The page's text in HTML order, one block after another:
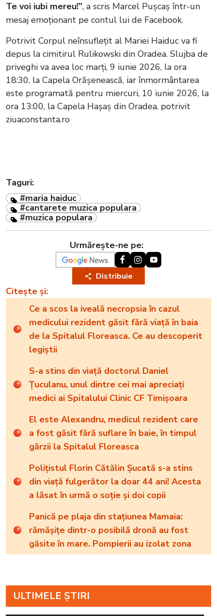
Te voi iubi mereu!”, a scris Marcel Pușcaș într-un
mesaj emoționant pe contul lui de Facebook.
Potrivit Corpul neînsuflețit al Mariei Haiduc va fi
depus la cimitirul Rulikowski din Oradea. Slujba de
priveghi va avea loc marți, 9 iunie 2026, la ora
18:30, la Capela Orășenească, iar înmormântarea
este programată pentru miercuri, 10 iunie 2026, la
ora 13:00, la Capela Hașaș din Oradea, potrivit
ziuaconstanta.ro
Taguri:
#maria haiduc
#cantarete muzica populara
#muzica populara
Urmărește-ne pe:
Distribuie
Citește și:
Ce a scos la iveală necropsia în cazul
medicului rezident găsit fără viață în baia
de la Spitalul Floreasca. Ce au descoperit
legiștii
S-a stins din viață doctorul Daniel
Țuculanu, unul dintre cei mai apreciați
medici ai Spitalului Clinic CF Timișoara
El este Alexandru, medicul rezident care
a fost găsit fără suflare în baie, în timpul
gărzii la Spitalul Floreasca
Polițistul Florin Cătălin Șucată s-a stins
din viață fulgerător la doar 44 ani! Acesta
a lăsat în urmă o soție și doi copii
Panică pe plaja din stațiunea Mamaia:
rămăşiţe dintr-o posibilă dronă au fost
găsite în mare. Pompierii au izolat zona
ULTIMELE ȘTIRI